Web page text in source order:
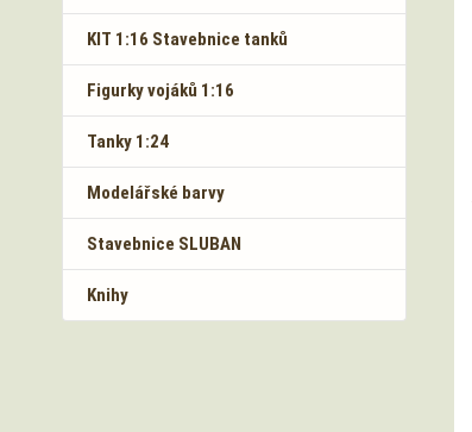
KIT 1:16 Stavebnice tanků
Figurky vojáků 1:16
Tanky 1:24
Modelářské barvy
Stavebnice SLUBAN
Knihy